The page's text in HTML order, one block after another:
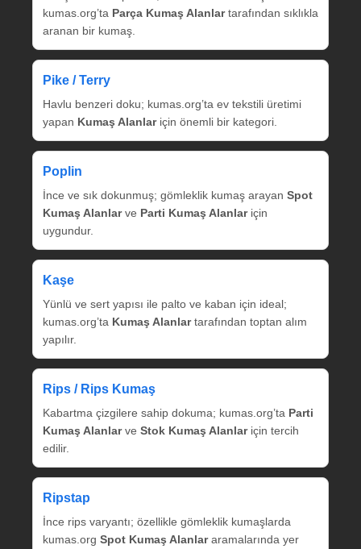
kumas.org’ta Parça Kumaş Alanlartarafından sıklıkla
aranan bir kumaş.
Pike / Terry
Havlu benzeri doku; kumas.org’ta ev tekstili üretimi
yapan Kumaş Alanlariçin önemli bir kategori.
Poplin
İnce ve sık dokunmuş; gömleklik kumaş arayan Spot
Kumaş Alanlarve Parti Kumaş Alanlariçin
uygundur.
Kaşe
Yünlü ve sert yapısı ile palto ve kaban için ideal;
kumas.org’ta Kumaş Alanlartarafından toptan alım
yapılır.
Rips / Rips Kumaş
Kabartma çizgilere sahip dokuma; kumas.org’ta Parti
Kumaş Alanlarve Stok Kumaş Alanlariçin tercih
edilir.
Ripstap
İnce rips varyantı; özellikle gömleklik kumaşlarda
kumas.org Spot Kumaş Alanlararamalarında yer